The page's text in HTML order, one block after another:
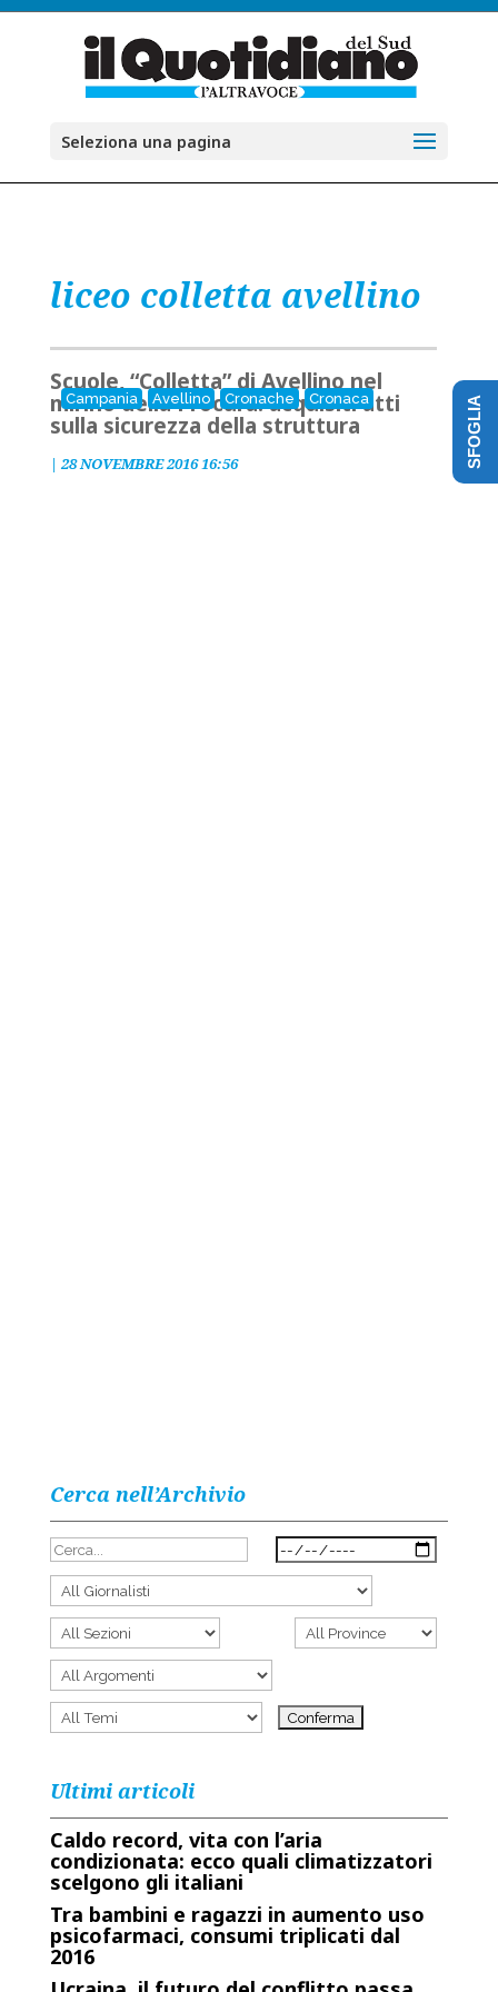
Seleziona una pagina
liceo colletta avellino
Campania Avellino Cronache Cronaca
Scuole, “Colletta” di Avellino nel
mirino della Procura: acquisiti atti
sulla sicurezza della struttura
| 28 NOVEMBRE 2016 16:56
Cerca nell’Archivio
Ultimi articoli
Caldo record, vita con l’aria
condizionata: ecco quali climatizzatori
scelgono gli italiani
Tra bambini e ragazzi in aumento uso
psicofarmaci, consumi triplicati dal
2016
SFOGLIA